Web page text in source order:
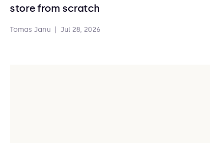
store from scratch
Tomas Janu Jul 28, 2026